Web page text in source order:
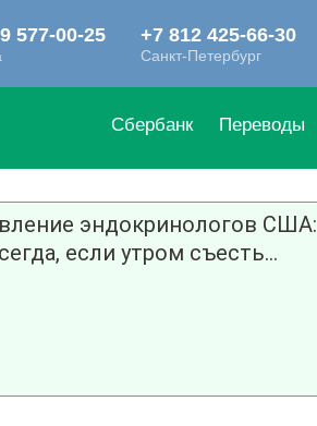
Сбербанк Переводы
эндокринологов США:
если утром съесть...